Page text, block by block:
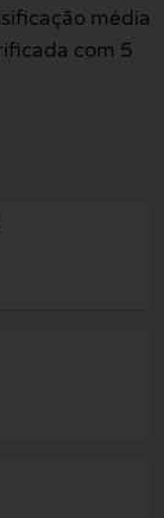
média
com 5